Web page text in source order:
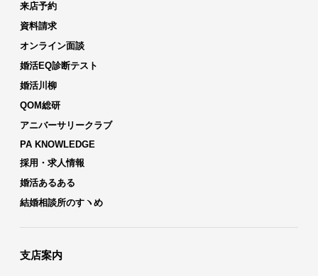
来店予約
資料請求
オンライン面談
婚活EQ診断テスト
婚活川柳
QOM総研
アニバーサリークラブ
PA KNOWLEDGE
採用・求人情報
婚活あるある
結婚相談所のすヽめ
支店案内